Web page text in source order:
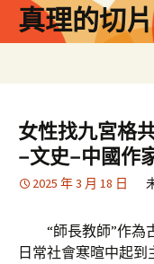
真理的切片
女性找九宮格
–文史–中國作
2025 年 3 月 18 日
“師長教師”作為
日常社會寒暄中起